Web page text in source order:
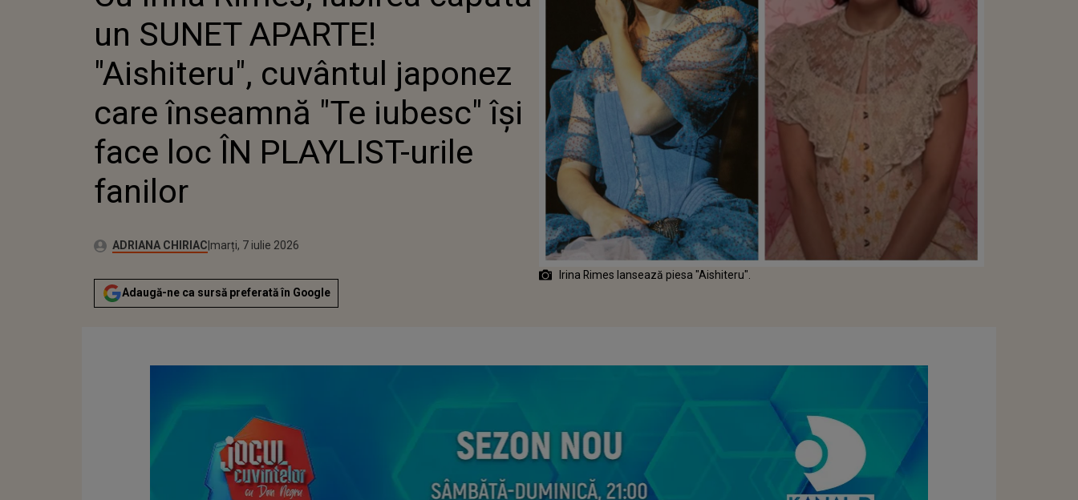
ÎNSEAMNĂ "TE IUBESC" ÎȘI FACE
LOC ÎN PLAYLIST-URILE FANILOR
un SUNET APARTE!
"Aishiteru", cuvântul japonez
care înseamnă "Te iubesc" își
face loc ÎN PLAYLIST-urile
fanilor
Autor:ADRIANA CHIRIACPublicat:
marți, 7 iulie 2026
Actualizat:
marți, 7 iulie 2026
Adaugă-ne ca sursă preferată în Google
Irina Rimes lansează piesa "Aishiteru".